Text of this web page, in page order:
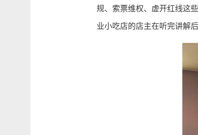
规、索票维权、虚开红线这
业小吃店的店主在听完讲解后